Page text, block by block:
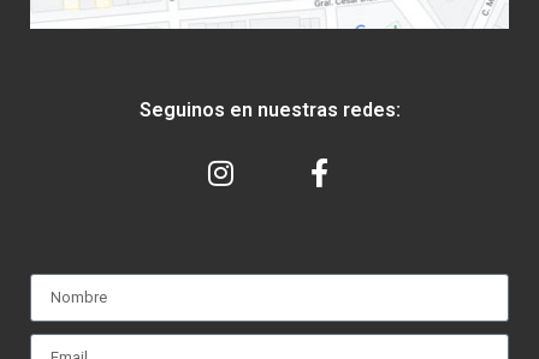
Seguinos en nuestras redes: